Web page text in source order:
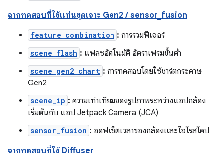
ฉากทดสอบที่ใช้แท่นขุดเจาะ Gen2 / sensor_fusion
feature_combination : การรวมฟีเจอร์
scene_flash : แฟลชอัตโนมัติ อัตราเฟรมขั้นต่ำ
scene_gen2_chart : การทดสอบโดยใช้ชาร์ตกระดาษ
Gen2
scene_ip : ความเท่าเทียมของรูปภาพระหว่างแอปกล้อง
เริ่มต้นกับ แอป Jetpack Camera (JCA)
sensor_fusion : ออฟเซ็ตเวลาของกล้องและไจโรสโคป
ฉากทดสอบที่ใช้ Diffuser